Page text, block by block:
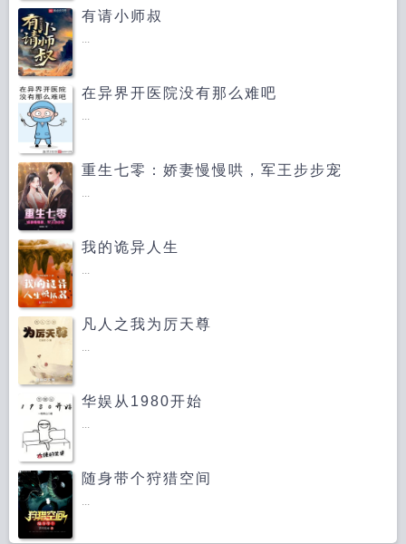
有请小师叔
...
在异界开医院没有那么难吧
...
重生七零：娇妻慢慢哄，军王步步宠
...
我的诡异人生
...
凡人之我为厉天尊
...
华娱从1980开始
...
随身带个狩猎空间
...